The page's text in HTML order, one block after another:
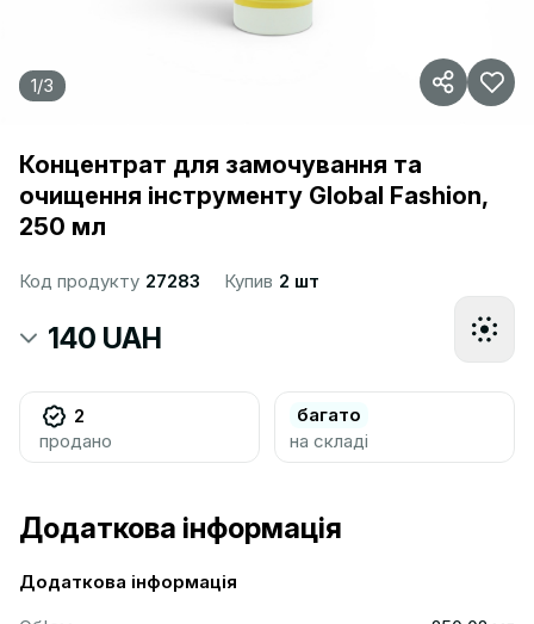
1/3
Концентрат для замочування та
очищення інструменту Global Fashion,
250 мл
Код продукту 27283 Купив 2 шт
140 UAH
2
продано
багато
на складі
Додаткова інформація
Додаткова інформація